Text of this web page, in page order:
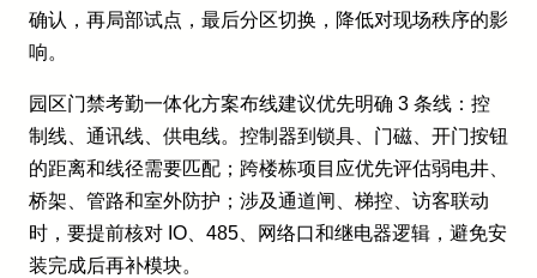
确认，再局部试点，最后分区切换，降低对现场秩序的影
响。
园区门禁考勤一体化方案布线建议优先明确 3 条线：控
制线、通讯线、供电线。控制器到锁具、门磁、开门按钮
的距离和线径需要匹配；跨楼栋项目应优先评估弱电井、
桥架、管路和室外防护；涉及通道闸、梯控、访客联动
时，要提前核对 IO、485、网络口和继电器逻辑，避免安
装完成后再补模块。